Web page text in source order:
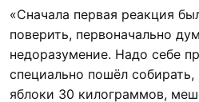
«Сначала первая реакция
поверить, первоначально
недоразумение. Надо себе
специально пошёл собирать,
яблоки 30 килограммов,